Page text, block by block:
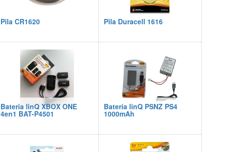
Pila CR1620 Pila Duracell 1616
Bateria linQ XBOX ONE
4en1 BAT-P4501
Batería linQ PSNZ PS4
1000mAh